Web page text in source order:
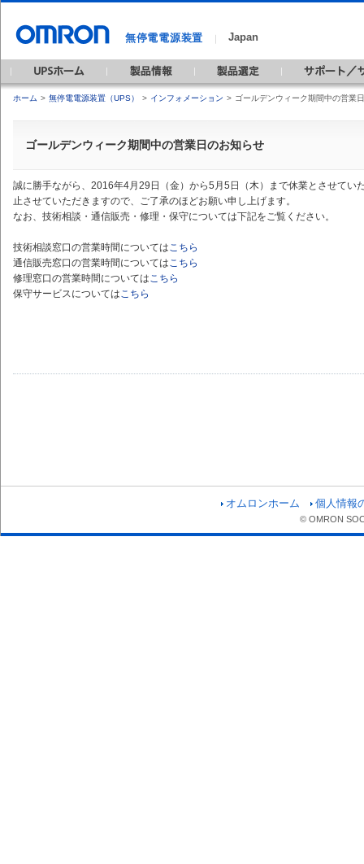
無停電電源装置 ｜ Japan
ホーム > 無停電電源装置（UPS） > インフォメーション > ゴールデンウィーク期間中の営業
ゴールデンウィーク期間中の営業日のお知らせ
誠に勝手ながら、2016年4月29日（金）から5月5日（木）まで休業とさせてい
止させていただきますので、ご了承のほどお願い申し上げます。
なお、技術相談・通信販売・修理・保守については下記をご覧ください。
技術相談窓口の営業時間についてはこちら
通信販売窓口の営業時間についてはこちら
修理窓口の営業時間についてはこちら
保守サービスについてはこちら
オムロンホーム 個人情報
© OMRON